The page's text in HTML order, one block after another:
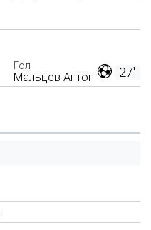
27'
Гол
Мальцев Антон